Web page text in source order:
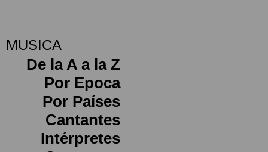
MUSICA
De la A a la Z
Por Epoca
Por Países
Cantantes
Intérpretes